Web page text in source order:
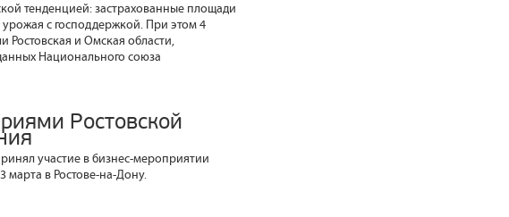
тенденцией: застрахованные площади
урожая с господдержкой. При этом 4
Ростовская и Омская области,
Национального союза
Ростовской
участие в бизнес-мероприятии
марта в Ростове-на-Дону.